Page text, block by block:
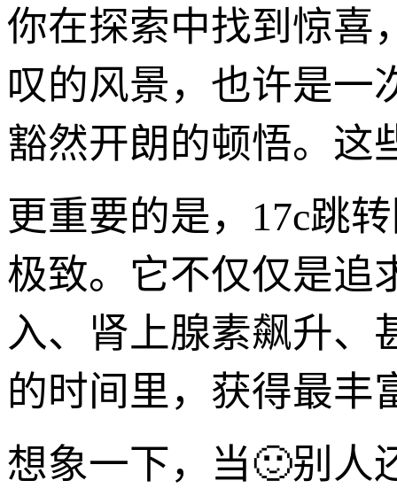
你在探索中找到惊喜
叹的风景，也许是一
豁然开朗的顿悟。这
更重要的是，17c跳
极致。它不仅仅是追
入、肾上腺素飙升、
的时间里，获得最丰
想象一下，当🙂别人